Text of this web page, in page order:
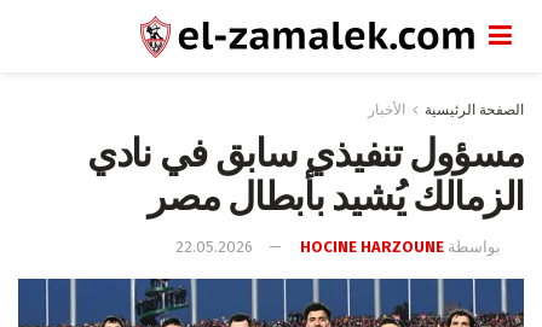
الصفحة الرئيسية الأخبار
مسؤول تنفيذي سابق في نادي
الزمالك يُشيد بأبطال مصر
بواسطة HOCINE HARZOUNE
22.05.2026